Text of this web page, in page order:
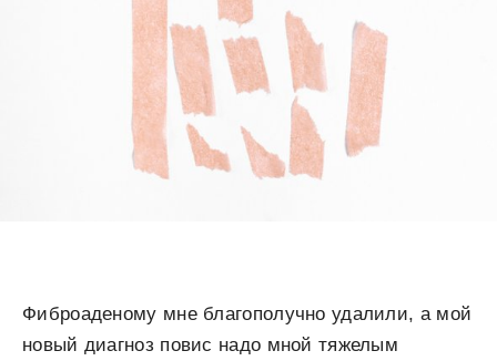
Фиброаденому мне благополучно удалили, а мой
новый диагноз повис надо мной тяжелым